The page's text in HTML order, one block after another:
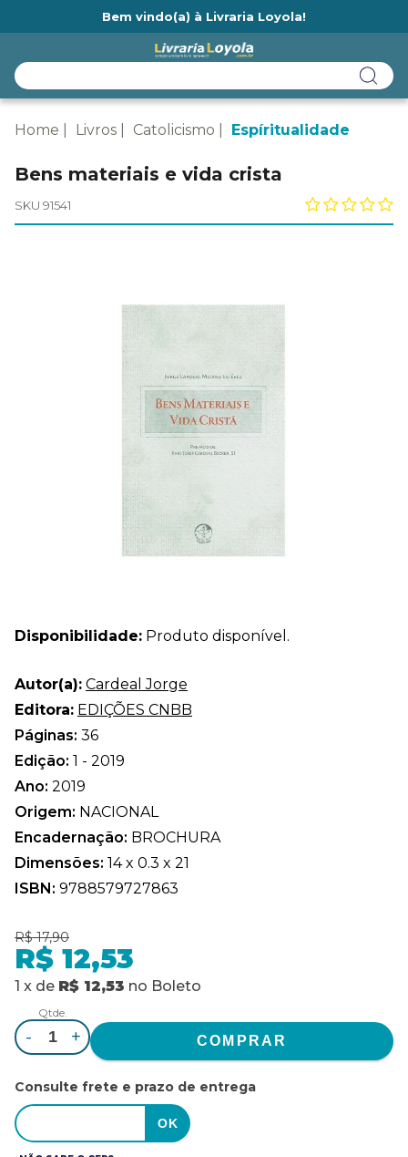
Bem vindo(a) à Livraria Loyola!
Home Livros Catolicismo Espíritualidade
Bens materiais e vida crista
SKU 91541
Disponibilidade: Produto disponível.
Autor(a): Cardeal Jorge
Editora: EDIÇÕES CNBB
Páginas: 36
Edição: 1 - 2019
Ano: 2019
Origem: NACIONAL
Encadernação: BROCHURA
Dimensões: 14 x 0.3 x 21
ISBN: 9788579727863
R$ 17,90
R$ 12,53
1 x de R$ 12,53 no Boleto
Qtde.
- +
Consulte frete e prazo de entrega